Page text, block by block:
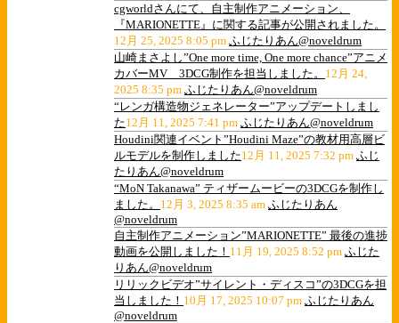
cgworldさんにて、自主制作アニメーション、
『MARIONETTE』に関する記事が公開されました。
12月 25, 2025 8:05 pm ふじたりあん@noveldrum
山崎まさよし”One more time, One more chance”アニメ
カバーMV 3DCG制作を担当しました。 12月 24,
2025 8:35 pm ふじたりあん@noveldrum
“レンガ構造物ジェネレーター”アップデートしまし
た12月 11, 2025 7:41 pm ふじたりあん@noveldrum
Houdini関連イベント”Houdini Maze”の教材用高層ビ
ルモデルを制作しました12月 11, 2025 7:32 pm ふじ
たりあん@noveldrum
“MoN Takanawa” ティザームービーの3DCGを制作し
ました。 12月 3, 2025 8:35 am ふじたりあん
@noveldrum
自主制作アニメーション”MARIONETTE” 最後の進捗
動画を公開しました！ 11月 19, 2025 8:52 pm ふじた
りあん@noveldrum
リリックビデオ”サイレント・ディスコ”の3DCGを担
当しました！ 10月 17, 2025 10:07 pm ふじたりあん
@noveldrum